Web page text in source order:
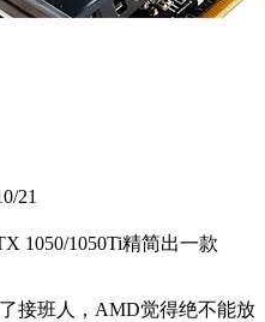
21
1050/1050Ti精简出一款
接班人，AMD觉得绝不能放